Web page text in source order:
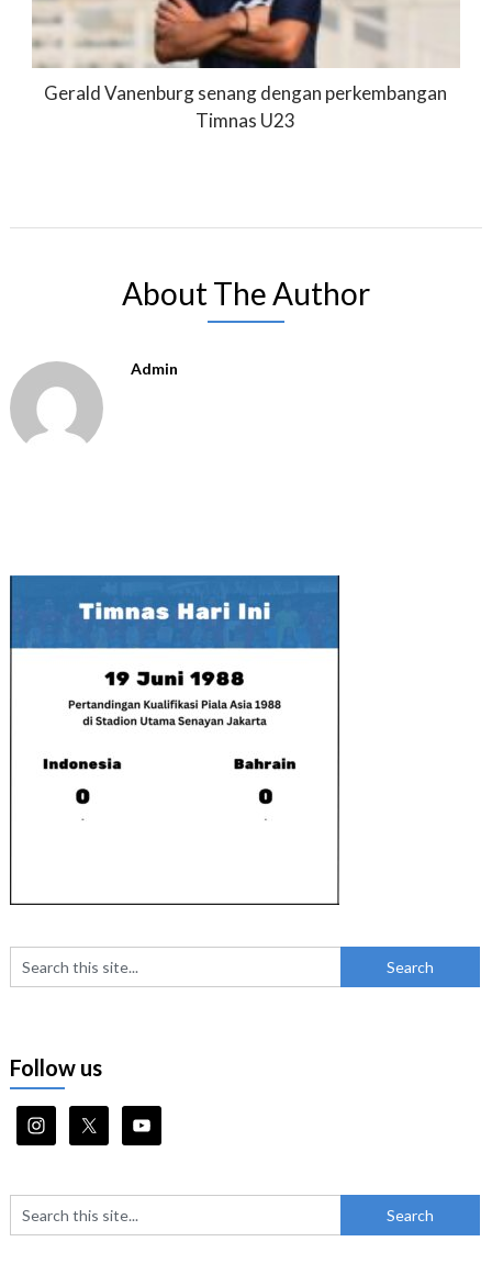
Gerald Vanenburg senang dengan perkembangan
Timnas U23
About The Author
Admin
Follow us